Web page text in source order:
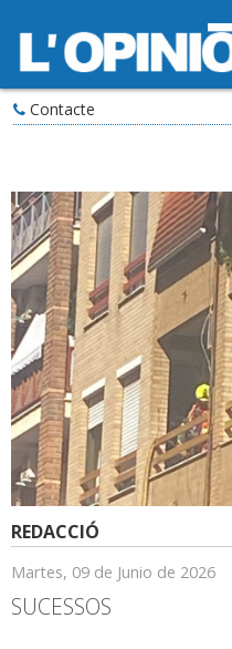
Contacte
REDACCIÓ
Martes, 09 de Junio de 2026
SUCESSOS